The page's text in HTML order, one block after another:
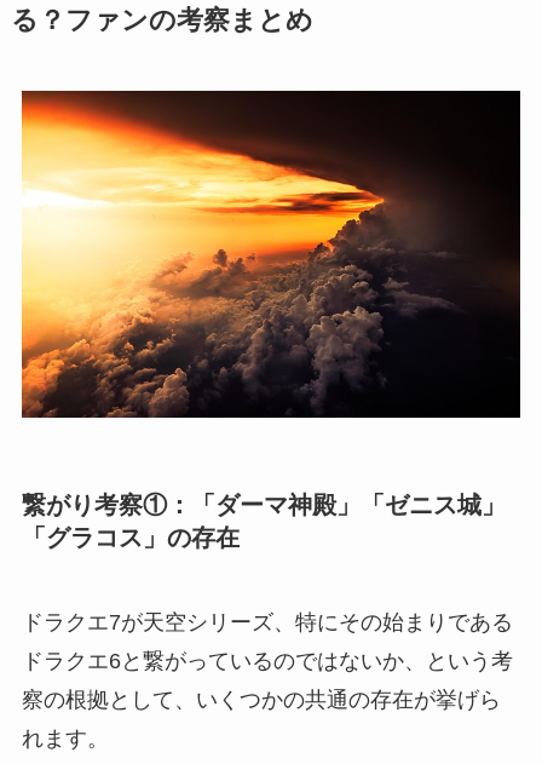
る？ファンの考察まとめ
繋がり考察①：「ダーマ神殿」「ゼニス城」
「グラコス」の存在
ドラクエ7が天空シリーズ、特にその始まりである
ドラクエ6と繋がっているのではないか、という考
察の根拠として、いくつかの共通の存在が挙げら
れます。